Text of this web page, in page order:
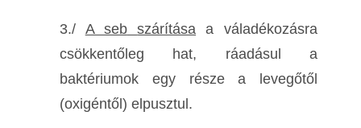
3./ A seb szárítása a váladékozásra
csökkentőleg hat, ráadásul a
baktériumok egy része a levegőtől
(oxigéntől) elpusztul.